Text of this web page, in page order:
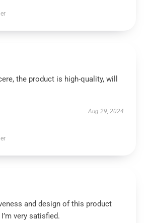
the product is high-quality, will
Aug 29, 2024
and design of this product
very satisfied.